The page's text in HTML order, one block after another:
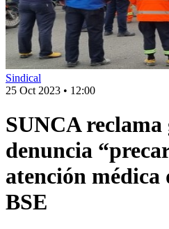
Sindical
25 Oct 2023 • 12:00
SUNCA
denuncia
atención médica
BSE